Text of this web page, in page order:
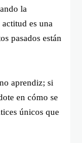
la
es una
pasados están
aprendiz; si
en cómo se
únicos que